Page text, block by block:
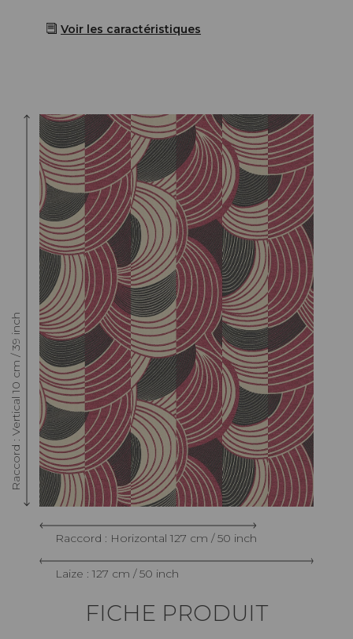
Voir les caractéristiques
Raccord : Vertical 10 cm / 39 inch
Raccord : Horizontal 127 cm / 50 inch
Laize : 127 cm / 50 inch
FICHE PRODUIT